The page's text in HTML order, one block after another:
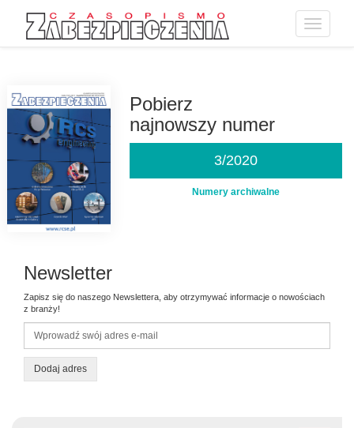
Toggle
Pobierz
najnowszy numer
3/2020
Numery archiwalne
Newsletter
Zapisz się do naszego Newslettera, aby otrzymywać informacje o nowościach
z branży!
Dodaj adres